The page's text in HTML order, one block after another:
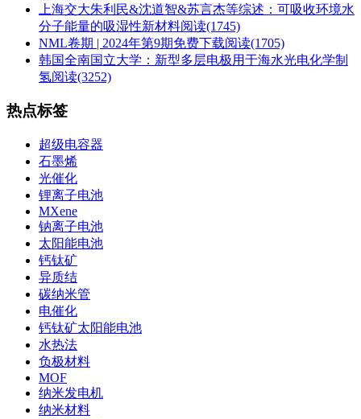
上海交大朱利民&沈道智&苏言杰等综述：可吸收环境水
分子能量的吸湿性新材料阅读(1745)
NML卷期 | 2024年第9期免费下载阅读(1705)
韩国全南国立大学：新型多层电极用于海水光电化学制
氢阅读(3252)
热点标签
超级电容器
石墨烯
光催化
锂离子电池
MXene
钠离子电池
太阳能电池
钙钛矿
异质结
碳纳米管
电催化
钙钛矿太阳能电池
水热法
负极材料
MOF
纳米发电机
纳米材料